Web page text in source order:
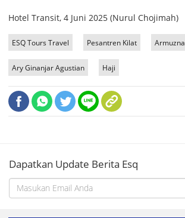
Hotel Transit, 4 Juni 2025 (Nurul Chojimah)
ESQ Tours Travel Pesantren Kilat Armuzna
Ary Ginanjar Agustian Haji
Dapatkan Update Berita Esq